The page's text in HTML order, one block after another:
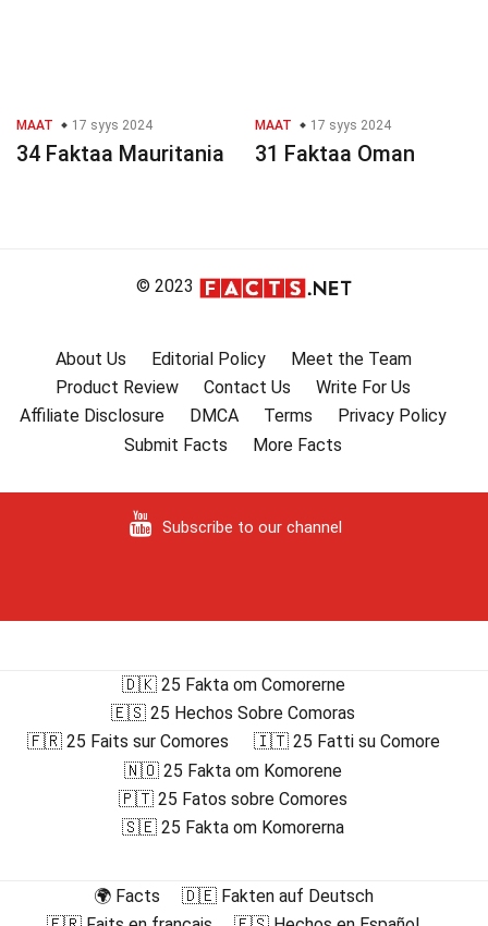
MAAT 17 syys 2024
34 Faktaa Mauritania
MAAT 17 syys 2024
31 Faktaa Oman
© 2023
About Us Editorial Policy
Meet the Team
Product Review
Contact Us
Write For Us
Affiliate Disclosure
DMCA Terms
Privacy Policy
Submit Facts
More Facts
Subscribe to our channel
🇩🇰 25 Fakta om Comorerne
🇪🇸 25 Hechos Sobre Comoras
🇫🇷 25 Faits sur Comores
🇮🇹 25 Fatti su Comore
🇳🇴 25 Fakta om Komorene
🇵🇹 25 Fatos sobre Comores
🇸🇪 25 Fakta om Komorerna
🌍 Facts
🇩🇪 Fakten auf Deutsch